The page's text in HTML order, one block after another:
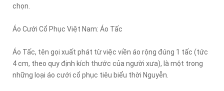
chọn.
Áo Cưới Cổ Phục Việt Nam: Áo Tấc
Áo Tấc, tên gọi xuất phát từ việc viền áo rộng đúng 1 tấc (tức
4 cm, theo quy định kích thước của người xưa), là một trong
những loại áo cưới cổ phục tiêu biểu thời Nguyễn.